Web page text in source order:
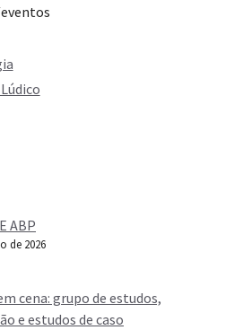
ABP
de 2026
cena: grupo de estudos,
e estudos de caso